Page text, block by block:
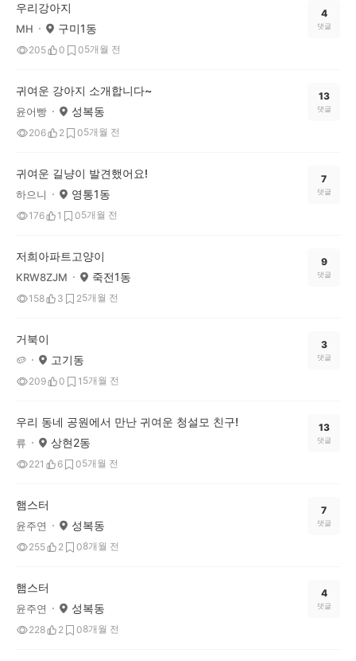
우리강아지
MH 구미1동
205 0 05개월 전
4
댓글
귀여운 강아지 소개합니다~
윤어빵 성복동
206 2 05개월 전
13
댓글
귀여운 길냥이 발견했어요!
하으니 영통1동
176 1 05개월 전
7
댓글
저희아파트고양이
KRW8ZJM 죽전1동
158 3 25개월 전
9
댓글
거북이
🥔 고기동
209 0 1 5개월 전
3
댓글
우리 동네 공원에서 만난 귀여운 청설모 친구!
류 상현2동
221 6 05개월 전
13
댓글
햄스터
윤주연 성복동
255 2 08개월 전
7
댓글
햄스터
윤주연 성복동
228 2 08개월 전
4
댓글